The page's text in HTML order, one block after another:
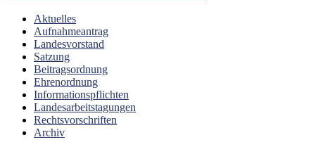
Aktuelles
Aufnahmeantrag
Landesvorstand
Satzung
Beitragsordnung
Ehrenordnung
Informationspflichten
Landesarbeitstagungen
Rechtsvorschriften
Archiv